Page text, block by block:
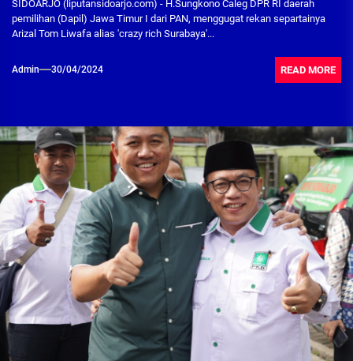
SIDOARJO (liputansidoarjo.com) - H.Sungkono Caleg DPR RI daerah
pemilihan (Dapil) Jawa Timur I dari PAN, menggugat rekan separtainya
Arizal Tom Liwafa alias 'crazy rich Surabaya'...
Admin 30/04/2024 READ MORE